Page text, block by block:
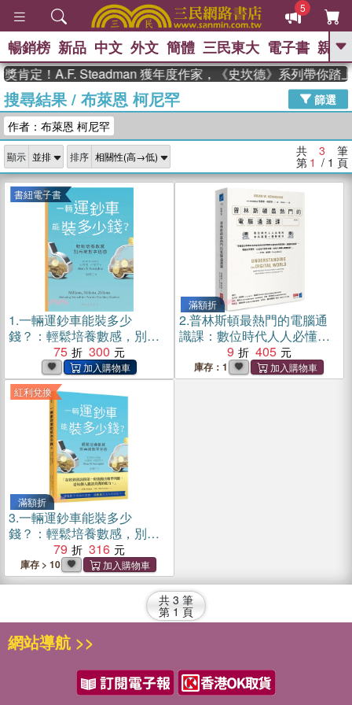
5
GO
熱搜： 高希均教授回憶錄
、 The Odyssey 、 父親節 、 如果歷
獎 臺灣漫遊錄 、 方念華 、 台灣的李
登輝時代
數學女孩：黎曼猜想 、
偉大的迷走神經
暢銷榜 新品 中文 外文 簡體 三民東大 電子書 親子
肯定！A.F. Steadman 獲年度作家，《史坎德》系列帶你踏
搜尋結果/ 布萊恩 柯尼罕
篩選
作者：布萊恩 柯尼罕
顯示 排序 共 3 筆
第 1 / 1 頁
書紐電子書
1.一輛運鈔車能裝多少
錢？：輕鬆培養數感，別再
被數字迷惑(電子書)
75 300
滿額折
2.普林斯頓最熱門的電腦通
識課：數位時代人人必懂的
資訊基礎 × 最新應用
9 405
庫存：1
紅利兌換
滿額折
3.一輛運鈔車能裝多少
錢？：輕鬆培養數感，別再
被數字迷惑
79 316
庫存 > 10
共 3 筆
第 1 頁
網站導航 >>